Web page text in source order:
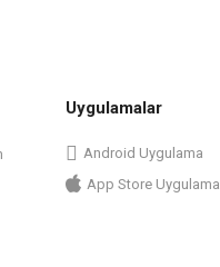
Uygulamalar
Android Uygulama
App Store Uygulama